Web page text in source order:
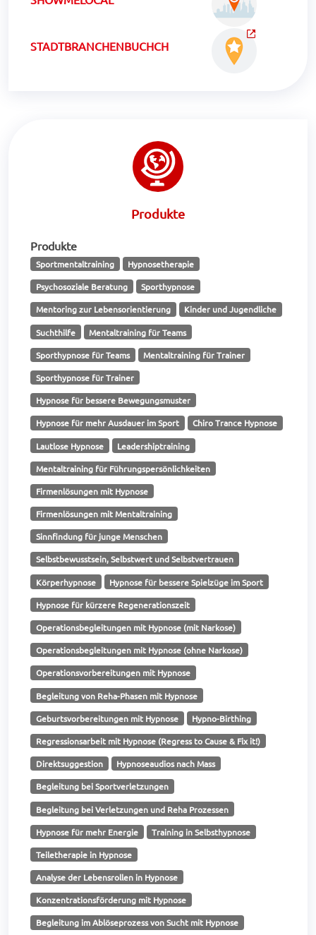
STADTBRANCHENBUCHCH
Produkte
Produkte
Sportmentaltraining Hypnosetherapie
Psychosoziale Beratung Sporthypnose
Mentoring zur Lebensorientierung Kinder und Jugendliche
Suchthilfe Mentaltraining für Teams
Sporthypnose für Teams Mentaltraining für Trainer
Sporthypnose für Trainer
Hypnose für bessere Bewegungsmuster
Hypnose für mehr Ausdauer im Sport Chiro Trance Hypnose
Lautlose Hypnose Leadershiptraining
Mentaltraining für Führungspersönlichkeiten
Firmenlösungen mit Hypnose
Firmenlösungen mit Mentaltraining
Sinnfindung für junge Menschen
Selbstbewusstsein, Selbstwert und Selbstvertrauen
Körperhypnose Hypnose für bessere Spielzüge im Sport
Hypnose für kürzere Regenerationszeit
Operationsbegleitungen mit Hypnose (mit Narkose)
Operationsbegleitungen mit Hypnose (ohne Narkose)
Operationsvorbereitungen mit Hypnose
Begleitung von Reha-Phasen mit Hypnose
Geburtsvorbereitungen mit Hypnose Hypno-Birthing
Regressionsarbeit mit Hypnose (Regress to Cause & Fix it!)
Direktsuggestion Hypnoseaudios nach Mass
Begleitung bei Sportverletzungen
Begleitung bei Verletzungen und Reha Prozessen
Hypnose für mehr Energie Training in Selbsthypnose
Teiletherapie in Hypnose
Analyse der Lebensrollen in Hypnose
Konzentrationsförderung mit Hypnose
Begleitung im Ablöseprozess von Sucht mit Hypnose